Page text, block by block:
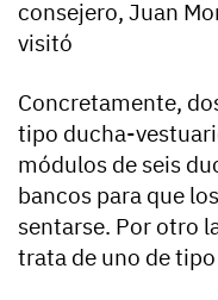
consejero, Juan
visitó
Concretamente,
tipo ducha-
módulos de seis
bancos para que
sentarse. Por otro
trata de uno de